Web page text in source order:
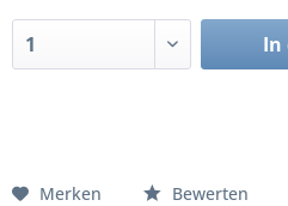
In
Merken Bewerten